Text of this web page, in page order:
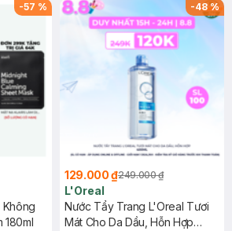
-57 %
Không
180ml
-48%
129.000 ₫249.000 ₫
L'Oreal
Nước Tẩy Trang L'Oreal Tươi
Mát Cho Da Dầu, Hỗn Hợp